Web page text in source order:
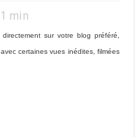
1 min
sur votre blog préféré,
certaines vues inédites, filmées